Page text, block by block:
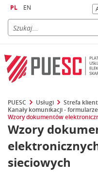
PL EN
PUESC Usługi
Strefa
Kanały komunikacji -
Wzory dokumentów
Wzory
sieciowych